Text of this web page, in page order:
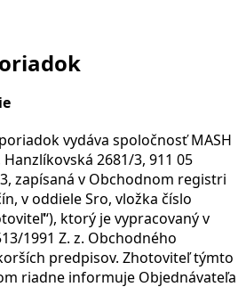
vydáva spoločnosť MASH
2681/3, 911 05
zapísaná v Obchodnom registri
v oddiele Sro, vložka číslo
ktorý je vypracovaný v
1991 Z. z. Obchodného
predpisov. Zhotoviteľ týmto
riadne informuje Objednávateľa